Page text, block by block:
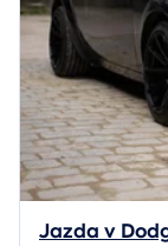
Jazda v